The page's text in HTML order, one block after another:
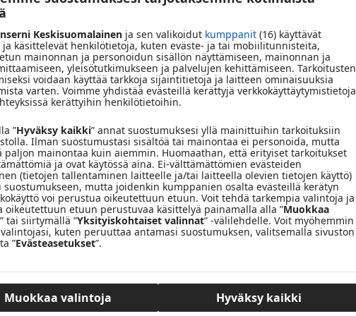
tai puutarhan suunnittelusta? Nyt kannattaa kysyä
Kati Kivelälletämän sivun kautta. Kati vastaa
lähetyksissä toukokuun aikana.
radiossa, vaan toimitus valitsee lähetyksiin sopivimmat
50 € lahjakortti Viherlandiaan.
on loistava tilaisuus saada asiantuntijan vinkkejä ja ideoita
Keskisuomalainen ja sen valikoidut kumppanit (16) käyttävät
ja käsittelevät henkilötietoja, kuten eväste- ja tai mobiilitunnisteita,
mainonnan ja personoidun sisällön näyttämiseen, mainonnan ja
yleisötutkimukseen ja palvelujen kehittämiseen. Tarkoitusten
voidaan käyttää tarkkoja sijaintitietoja ja laitteen ominaisuuksia
varten. Voimme yhdistää evästeillä kerättyjä verkkokäyttäytymistietoja
kerättyihin henkilötietoihin.
”Hyväksy kaikki” annat suostumuksesi yllä mainittuihin tarkoituksiin
Ilman suostumustasi sisältöä tai mainontaa ei personoida, mutta
paljon mainontaa kuin aiemmin. Huomaathan, että erityiset tarkoitukset
ja ovat käytössä aina. Ei-välttämättömien evästeiden
(tietojen tallentaminen laitteelle ja/tai laitteella olevien tietojen käyttö)
suostumukseen, mutta joidenkin kumppanien osalta evästeillä kerätyn
voi perustua oikeutettuun etuun. Voit tehdä tarkempia valintoja ja
oikeutettuun etuun perustuvaa käsittelyä painamalla alla ”Muokkaa
” tai siirtymällä ”Yksityiskohtaiset valinnat” -välilehdelle. Voit myöhemmin
kuten peruuttaa antamasi suostumuksen, valitsemalla sivuston
”Evästeasetukset”.
Hyväksy kaikki
Muokkaa valintoja